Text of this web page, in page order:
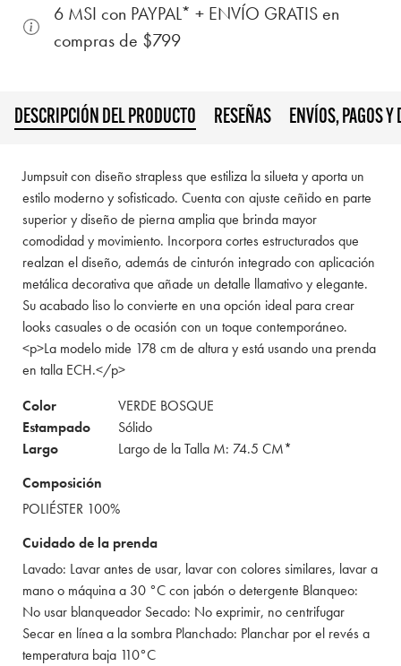
6 MSI con PAYPAL* + ENVÍO GRATIS en
compras de $799
DESCRIPCIÓN DEL PRODUCTO RESEÑAS ENVÍOS, PAGOS Y
Jumpsuit con diseño strapless que estiliza la silueta y aporta un
estilo moderno y sofisticado. Cuenta con ajuste ceñido en parte
superior y diseño de pierna amplia que brinda mayor
comodidad y movimiento. Incorpora cortes estructurados que
realzan el diseño, además de cinturón integrado con aplicación
metálica decorativa que añade un detalle llamativo y elegante.
Su acabado liso lo convierte en una opción ideal para crear
looks casuales o de ocasión con un toque contemporáneo.
<p>La modelo mide 178 cm de altura y está usando una prenda
en talla ECH.</p>
Color
VERDE BOSQUE
Estampado
Sólido
Largo
Largo de la Talla M: 74.5 CM*
Composición
POLIÉSTER 100%
Cuidado de la prenda
Lavado: Lavar antes de usar, lavar con colores similares, lavar a
mano o máquina a 30 °C con jabón o detergente Blanqueo:
No usar blanqueador Secado: No exprimir, no centrifugar
Secar en línea a la sombra Planchado: Planchar por el revés a
temperatura baja 110°C